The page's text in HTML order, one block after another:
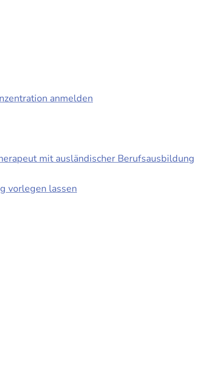
anmelden
mit ausländischer Berufsausbildung
vorlegen lassen